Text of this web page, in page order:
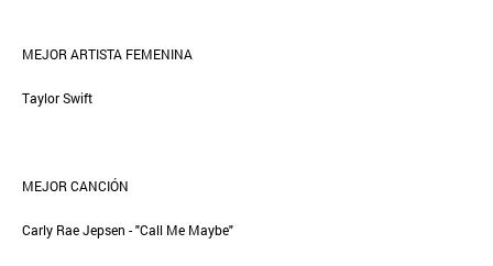
MEJOR ARTISTA FEMENINA
Taylor Swift
MEJOR CANCIÓN
Carly Rae Jepsen - "Call Me Maybe"